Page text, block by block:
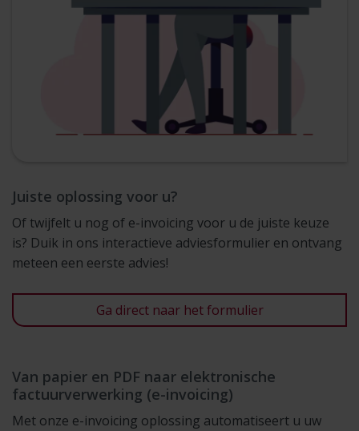
Juiste oplossing voor u?
Of twijfelt u nog of e-invoicing voor u de juiste keuze
is? Duik in ons interactieve adviesformulier en ontvang
meteen een eerste advies!
Ga direct naar het formulier
Van papier en PDF naar elektronische
factuurverwerking (e-invoicing)
Met onze e-invoicing oplossing automatiseert u uw